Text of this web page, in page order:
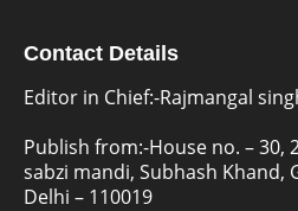
Contact Details
Editor in Chief:-Rajmangal
Publish from:-House no. – 30,
sabzi mandi, Subhash Khand,
Delhi – 110019